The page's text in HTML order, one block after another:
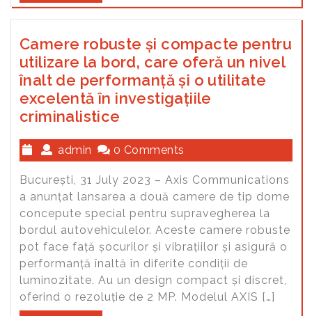
Camere robuste și compacte pentru
utilizare la bord, care oferă un nivel
înalt de performanță și o utilitate
excelentă în investigațiile
criminalistice
admin 0 Comments
București, 31 July 2023 – Axis Communications
a anunțat lansarea a două camere de tip dome
concepute special pentru supravegherea la
bordul autovehiculelor. Aceste camere robuste
pot face față șocurilor și vibrațiilor și asigură o
performanță înaltă în diferite condiții de
luminozitate. Au un design compact și discret,
oferind o rezoluție de 2 MP. Modelul AXIS […]